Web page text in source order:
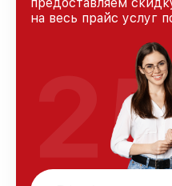
на весь прайс услуг